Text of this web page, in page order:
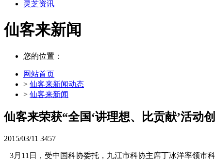
灵芝资讯
仙客来新闻
您的位置：
网站首页
> 仙客来新闻动态
> 仙客来新闻
仙客来荣获“全国‘讲理想、比贡献’活动
2015/03/11 3457
3月11日，受中国科协委托，九江市科协主席丁冰洋率领市